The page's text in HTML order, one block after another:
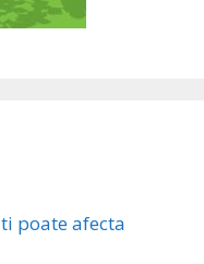
poate afecta